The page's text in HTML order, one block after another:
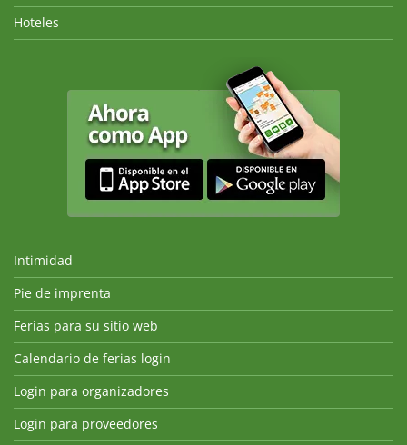
Hoteles
Intimidad
Pie de imprenta
Ferias para su sitio web
Calendario de ferias login
Login para organizadores
Login para proveedores